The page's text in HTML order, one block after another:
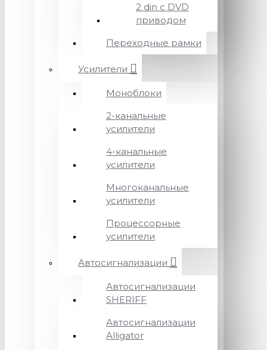
2 din с DVD
приводом
Переходные рамки
Усилители
Моноблоки
2-канальные
усилители
4-канальные
усилители
Многоканальные
усилители
Процессорные
усилители
Автосигнализации
Автосигнализации
SHERIFF
Автосигнализации
Alligator